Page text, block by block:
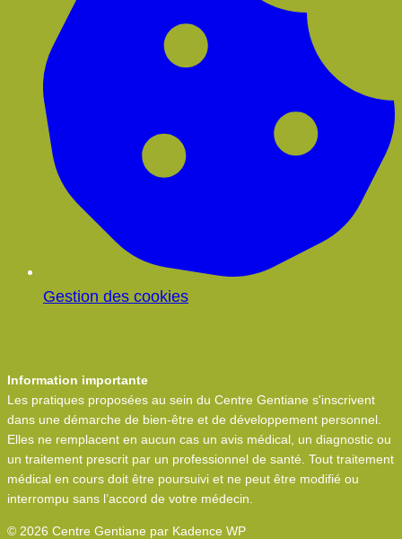
Gestion des cookies
Information importante
Les pratiques proposées au sein du Centre Gentiane s'inscrivent
dans une démarche de bien-être et de développement personnel.
Elles ne remplacent en aucun cas un avis médical, un diagnostic ou
un traitement prescrit par un professionnel de santé. Tout traitement
médical en cours doit être poursuivi et ne peut être modifié ou
interrompu sans l’accord de votre médecin.
© 2026 Centre Gentiane par Kadence WP